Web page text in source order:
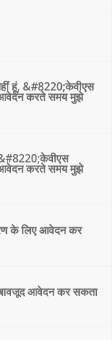
हूं, &#8220;केवीएस
आवेदन करते समय मुझे
&#8220;केवीएस
आवेदन करते समय मुझे
के लिए आवेदन कर
आवेदन कर सकता